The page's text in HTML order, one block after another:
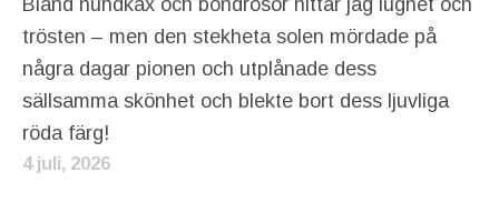
trösten – men den stekheta solen mördade på
några dagar pionen och utplånade dess
sällsamma skönhet och blekte bort dess ljuvliga
röda färg!
4 juli, 2026